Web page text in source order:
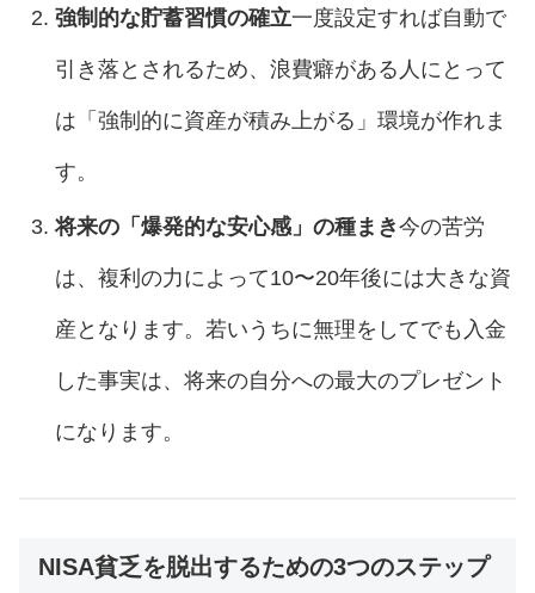
強制的な貯蓄習慣の確立一度設定すれば自動で
引き落とされるため、浪費癖がある人にとって
は「強制的に資産が積み上がる」環境が作れま
す。
将来の「爆発的な安心感」の種まき今の苦労
は、複利の力によって10〜20年後には大きな資
産となります。若いうちに無理をしてでも入金
した事実は、将来の自分への最大のプレゼント
になります。
NISA貧乏を脱出するための3つのステップ